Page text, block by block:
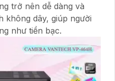
trở nên dễ dàng và
không dây, giúp người
như tiền bạc.